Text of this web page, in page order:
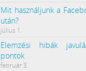
Mit használjunk a
után?
július 1.
Elemzési hibák
pontok
február 3.